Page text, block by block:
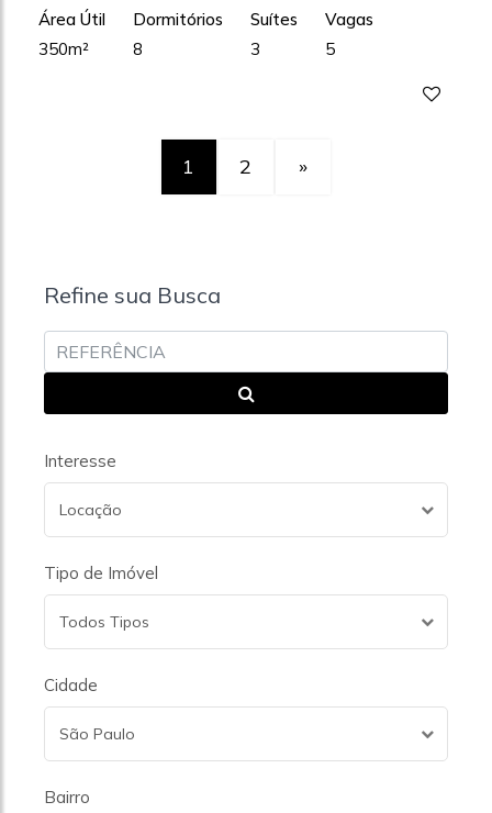
Área Útil
350m²
Dormitórios
8
Suítes
3
Vagas
5
1 2 »
Refine sua Busca
Interesse
Locação
Tipo de Imóvel
Todos Tipos
Cidade
São Paulo
Bairro